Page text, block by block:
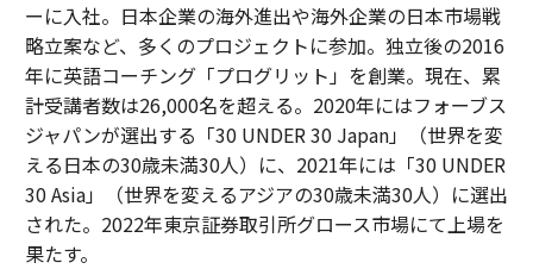
ーに入社。日本企業の海外進出や海外企業の日本市場戦
略立案など、多くのプロジェクトに参加。独立後の2016
年に英語コーチング「プログリット」を創業。現在、累
計受講者数は26,000名を超える。2020年にはフォーブス
ジャパンが選出する「30 UNDER 30 Japan」（世界を変
える日本の30歳未満30人）に、2021年には「30 UNDER
30 Asia」（世界を変えるアジアの30歳未満30人）に選出
された。2022年東京証券取引所グロース市場にて上場を
果たす。